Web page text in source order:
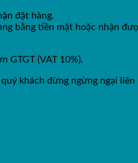
đặt hàng.
bằng tiền mặt hoặc nhận
GTGT (VAT 10%).
khách đừng ngừng ngại liên